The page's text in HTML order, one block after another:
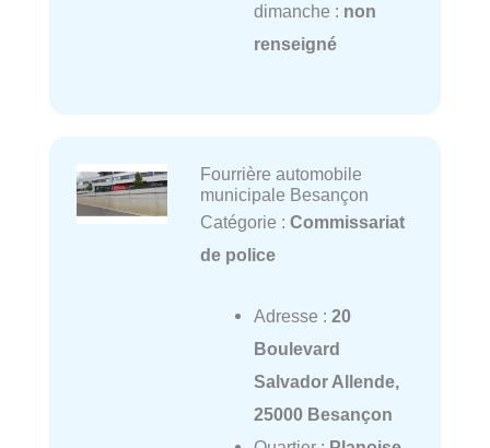
dimanche : non
renseigné
Fourrière automobile
municipale Besançon
Catégorie : Commissariat
de police
Adresse : 20
Boulevard
Salvador Allende,
25000 Besançon